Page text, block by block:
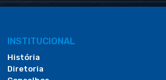
INSTITUCIONAL
História
Diretoria